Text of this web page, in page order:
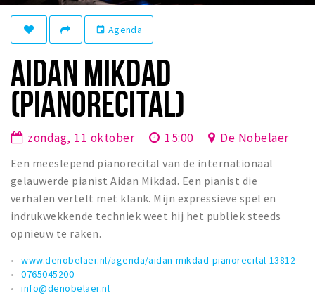
Winkels
Winkelgebieden
Bezienswaardigheden
Musea, theaters & podia
Uitjes & activiteiten
Toeristische routes
Natuurgebieden
Baroniepoorten
Sport
Privacy
Inloggen
event Agenda
AIDAN MIKDAD
(PIANORECITAL)
zondag, 11 oktober 15:00 De Nobelaer
Een meeslepend pianorecital van de internationaal
gelauwerde pianist Aidan Mikdad. Een pianist die
verhalen vertelt met klank. Mijn expressieve spel en
indrukwekkende techniek weet hij het publiek steeds
opnieuw te raken.
www.denobelaer.nl/agenda/aidan-mikdad-pianorecital-13812
0765045200
info@denobelaer.nl